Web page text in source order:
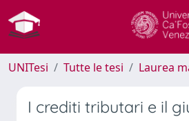
UNITesi Tutte le tesi Laurea
I crediti tributari e il